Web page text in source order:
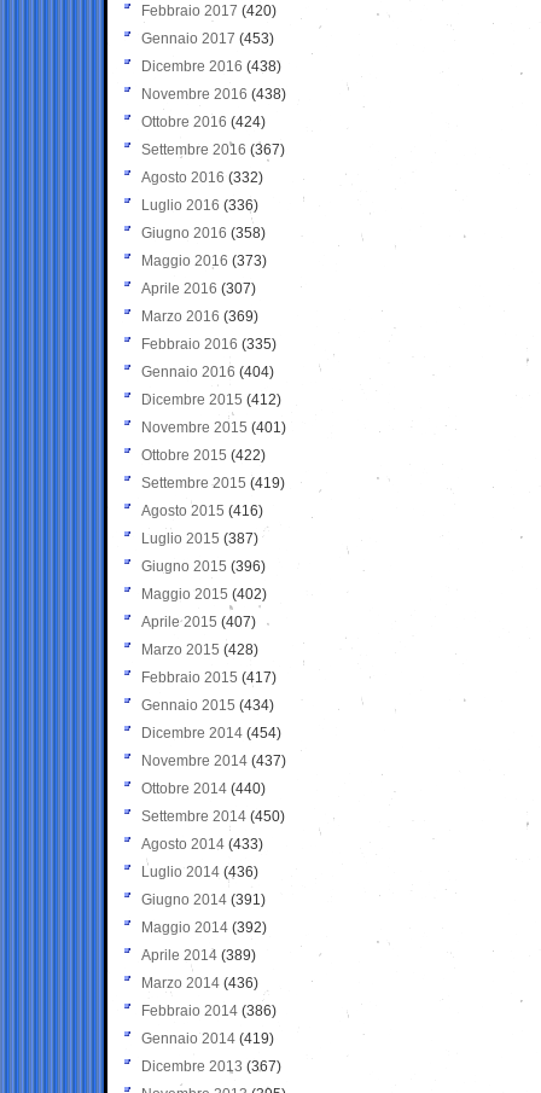
Febbraio 2017 (420)
Gennaio 2017 (453)
Dicembre 2016 (438)
Novembre 2016 (438)
Ottobre 2016 (424)
Settembre 2016 (367)
Agosto 2016 (332)
Luglio 2016 (336)
Giugno 2016 (358)
Maggio 2016 (373)
Aprile 2016 (307)
Marzo 2016 (369)
Febbraio 2016 (335)
Gennaio 2016 (404)
Dicembre 2015 (412)
Novembre 2015 (401)
Ottobre 2015 (422)
Settembre 2015 (419)
Agosto 2015 (416)
Luglio 2015 (387)
Giugno 2015 (396)
Maggio 2015 (402)
Aprile 2015 (407)
Marzo 2015 (428)
Febbraio 2015 (417)
Gennaio 2015 (434)
Dicembre 2014 (454)
Novembre 2014 (437)
Ottobre 2014 (440)
Settembre 2014 (450)
Agosto 2014 (433)
Luglio 2014 (436)
Giugno 2014 (391)
Maggio 2014 (392)
Aprile 2014 (389)
Marzo 2014 (436)
Febbraio 2014 (386)
Gennaio 2014 (419)
Dicembre 2013 (367)